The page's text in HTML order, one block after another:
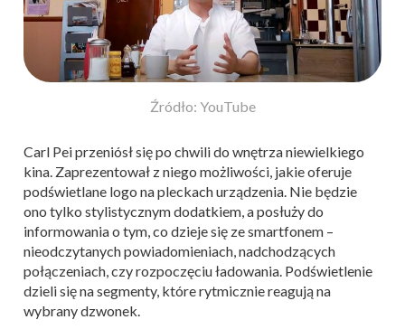
Źródło: YouTube
Carl Pei przeniósł się po chwili do wnętrza niewielkiego
kina. Zaprezentował z niego możliwości, jakie oferuje
podświetlane logo na pleckach urządzenia. Nie będzie
ono tylko stylistycznym dodatkiem, a posłuży do
informowania o tym, co dzieje się ze smartfonem –
nieodczytanych powiadomieniach, nadchodzących
połączeniach, czy rozpoczęciu ładowania. Podświetlenie
dzieli się na segmenty, które rytmicznie reagują na
wybrany dzwonek.